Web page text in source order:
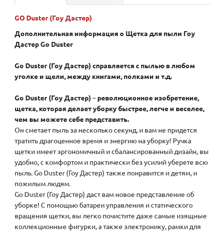
GO Duster (Гоу Дастер)
Дополнительная информация о Щетка для пыли Гоу
Дастер Go Duster
Go Duster (Гоу Дастер) справляется с пылью в любом
уголке и щели, между книгами, полками и т.д.
Go Duster (Гоу Дастер) – революционное изобретение,
щетка, которая делает уборку быстрее, легче и веселее,
чем вы можете себе представить.
Он сметает пыль за несколько секунд, и вам не придется
тратить драгоценное время и энергию на уборку! Ручка
щетки имеет эргономичный и сбалансированный дизайн, вы
удобно, с комфортом и практически без усилий уберете всю
пыль. Go Duster (Гоу Дастер) также понравится и детям, и
пожилым людям.
Go Duster (Гоу Дастер) даст вам новое представление об
уборке! С помощью батареи управления и статического
вращения щетки, вы легко почистите даже самые изящные
коллекционные фигурки, а также электронику, рамки для